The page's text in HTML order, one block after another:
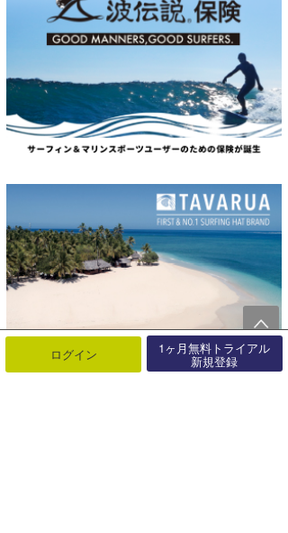
ログイン 1ヶ月無料トライアル
新規登録